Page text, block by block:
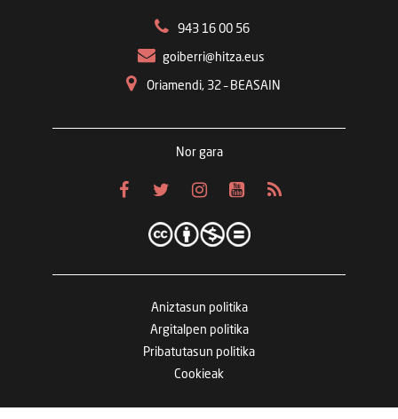
943 16 00 56
goiberri@hitza.eus
Oriamendi, 32 – BEASAIN
Nor gara
Aniztasun politika
Argitalpen politika
Pribatutasun politika
Cookieak